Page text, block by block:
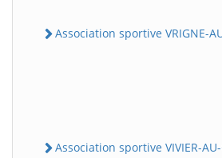
Association sportive VRIGNE-
Association sportive VIVIER-AU-